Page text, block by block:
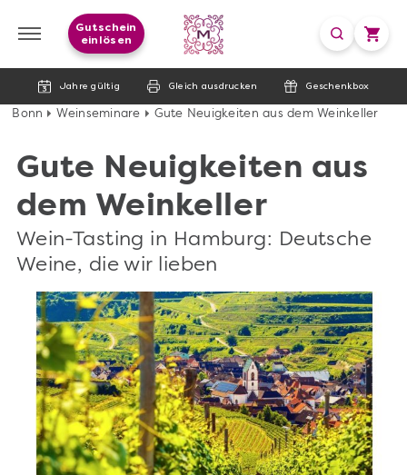
Jahre gültig Gleich ausdrucken Geschenkbox
Gutschein
einlösen
Bonn Weinseminare Gute Neuigkeiten aus dem Weinkeller
Gute Neuigkeiten aus
dem Weinkeller
Wein-Tasting in Hamburg: Deutsche
Weine, die wir lieben